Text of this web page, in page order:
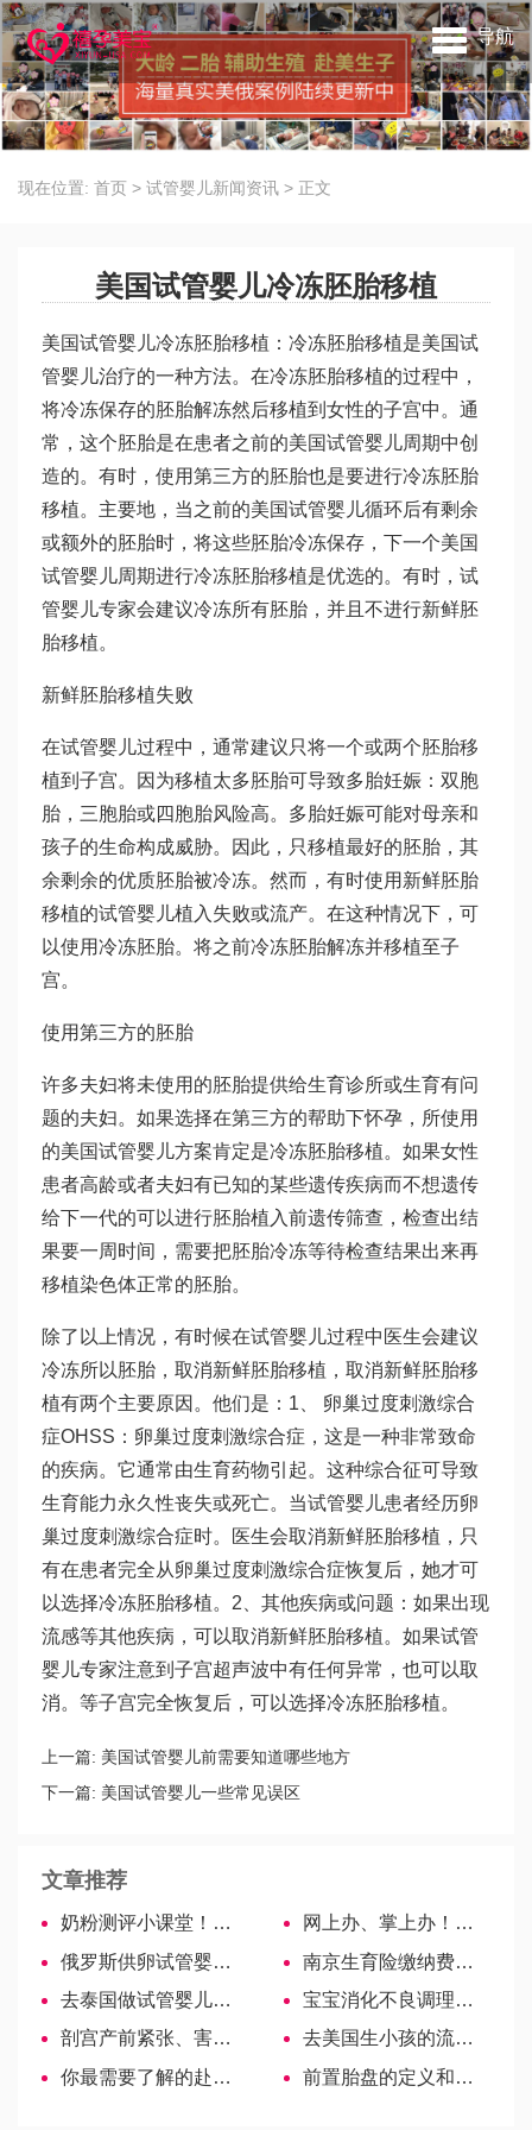
导航
现在位置: 首页 > 试管婴儿新闻资讯 > 正文
美国试管婴儿冷冻胚胎移植
美国试管婴儿冷冻胚胎移植：冷冻胚胎移植是美国试
管婴儿治疗的一种方法。在冷冻胚胎移植的过程中，
将冷冻保存的胚胎解冻然后移植到女性的子宫中。通
常，这个胚胎是在患者之前的美国试管婴儿周期中创
造的。有时，使用第三方的胚胎也是要进行冷冻胚胎
移植。主要地，当之前的美国试管婴儿循环后有剩余
或额外的胚胎时，将这些胚胎冷冻保存，下一个美国
试管婴儿周期进行冷冻胚胎移植是优选的。有时，试
管婴儿专家会建议冷冻所有胚胎，并且不进行新鲜胚
胎移植。
新鲜胚胎移植失败
在试管婴儿过程中，通常建议只将一个或两个胚胎移
植到子宫。因为移植太多胚胎可导致多胎妊娠：双胞
胎，三胞胎或四胞胎风险高。多胎妊娠可能对母亲和
孩子的生命构成威胁。因此，只移植最好的胚胎，其
余剩余的优质胚胎被冷冻。然而，有时使用新鲜胚胎
移植的试管婴儿植入失败或流产。在这种情况下，可
以使用冷冻胚胎。将之前冷冻胚胎解冻并移植至子
宫。
使用第三方的胚胎
许多夫妇将未使用的胚胎提供给生育诊所或生育有问
题的夫妇。如果选择在第三方的帮助下怀孕，所使用
的美国试管婴儿方案肯定是冷冻胚胎移植。如果女性
患者高龄或者夫妇有已知的某些遗传疾病而不想遗传
给下一代的可以进行胚胎植入前遗传筛查，检查出结
果要一周时间，需要把胚胎冷冻等待检查结果出来再
移植染色体正常的胚胎。
除了以上情况，有时候在试管婴儿过程中医生会建议
冷冻所以胚胎，取消新鲜胚胎移植，取消新鲜胚胎移
植有两个主要原因。他们是：1、 卵巢过度刺激综合
症OHSS：卵巢过度刺激综合症，这是一种非常致命
的疾病。它通常由生育药物引起。这种综合征可导致
生育能力永久性丧失或死亡。当试管婴儿患者经历卵
巢过度刺激综合症时。医生会取消新鲜胚胎移植，只
有在患者完全从卵巢过度刺激综合症恢复后，她才可
以选择冷冻胚胎移植。2、其他疾病或问题：如果出现
流感等其他疾病，可以取消新鲜胚胎移植。如果试管
婴儿专家注意到子宫超声波中有任何异常，也可以取
消。等子宫完全恢复后，可以选择冷冻胚胎移植。
上一篇: 美国试管婴儿前需要知道哪些地方
下一篇: 美国试管婴儿一些常见误区
文章推荐
奶粉测评小课堂！伊利金领冠一篇通
网上办、掌上办！青岛出生证明免费办证，邮寄自费
俄罗斯供卵试管婴儿费用揭秘，教你如何省钱！
南京生育险缴纳费用新政，浦口区交满时间才能报销
去泰国做试管婴儿，夫妻双方各要满足哪些条件？
宝宝消化不良调理有妙招，推拿、食疗及药物效果都比较好
剖宫产前紧张、害怕很常见，我来告诉你到底怎么办！
去美国生小孩的流程是怎样的呢？
你最需要了解的赴美生子的利与弊
前置胎盘的定义和分类简单明了,根据附着位置就可区分